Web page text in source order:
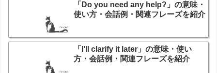
「Do you need any help?」の意味・
使い方・会話例・関連フレーズを紹介
「I’ll clarify it later」の意味・使い
方・会話例・関連フレーズを紹介